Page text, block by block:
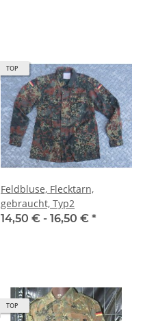
TOP
Feldbluse, Flecktarn,
gebraucht, Typ2
14,50 € - 16,50 € *
TOP